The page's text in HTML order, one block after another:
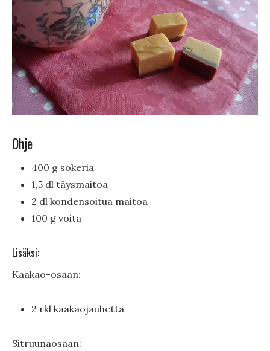
Ohje
400 g sokeria
1,5 dl täysmaitoa
2 dl kondensoitua maitoa
100 g voita
Lisäksi:
Kaakao-osaan:
2 rkl kaakaojauhetta
Sitruunaosaan: